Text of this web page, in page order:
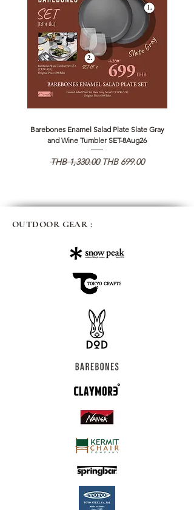
Barebones Enamel Salad Plate Slate Gray
and Wine Tumbler SET-8Aug26
일반가
THB 1,330.00 할인가
THB 699.00
OUTDOOR GEAR :